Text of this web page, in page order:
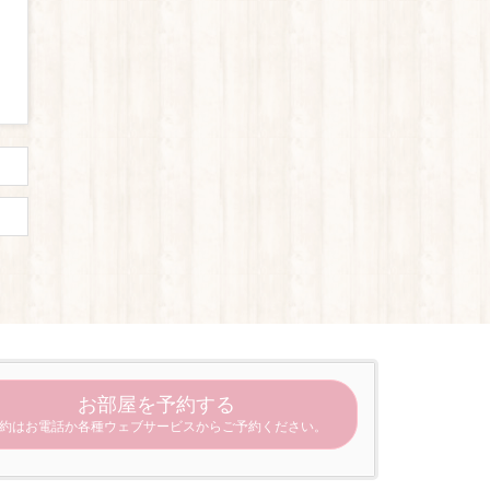
お部屋を予約する
はお電話か各種ウェブサービスからご予約ください。